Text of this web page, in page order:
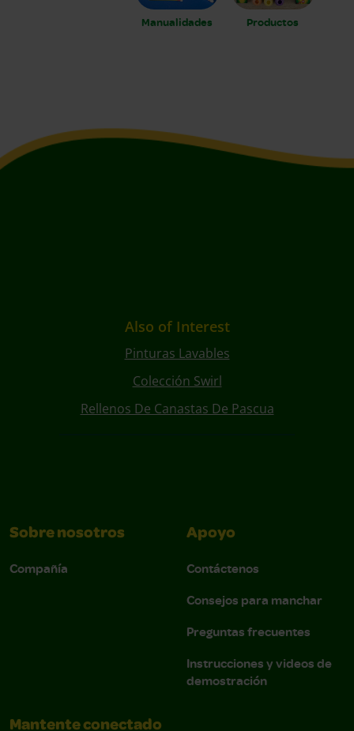
Manualidades Productos
Also of Interest
Pinturas Lavables
Colección Swirl
Rellenos De Canastas De Pascua
Sobre nosotros
Compañía
Apoyo
Contáctenos
Consejos para manchar
Preguntas frecuentes
Instrucciones y videos de
demostración
Mantente conectado